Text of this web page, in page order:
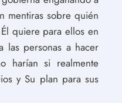
mentiras sobre quién
quiere para ellos en
las personas a hacer
harían si realmente
y Su plan para sus